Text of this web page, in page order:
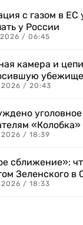
с газом в ЕС
у России
/ 06:45
камера и
/ 20:43
«Колобка»
/ 18:39
сближение»:
Зеленского в
/ 18:33